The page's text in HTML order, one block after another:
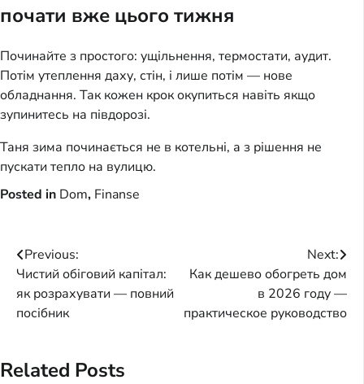
почати вже цього тижня
Починайте з простого: ущільнення, термостати, аудит.
Потім утеплення даху, стін, і лише потім — нове
обладнання. Так кожен крок окупиться навіть якщо
зупинитесь на півдорозі.
Таня зима починається не в котельні, а з рішення не
пускати тепло на вулицю.
Posted in Dom, Finanse
Post
navigation
Previous:
Чистий обіговий капітал:
як розрахувати — повний
посібник
Next:
Как дешево обогреть дом
в 2026 году —
практическое руководство
Related Posts